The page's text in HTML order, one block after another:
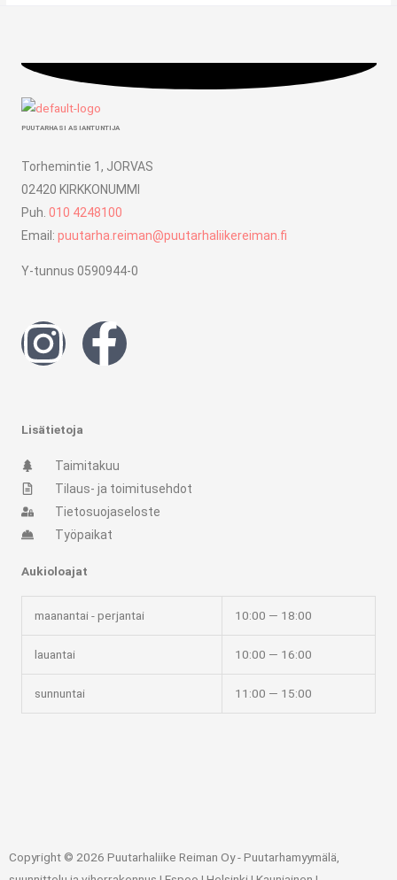
PUUTARHASI ASIANTUNTIJA
Torhemintie 1, JORVAS
02420 KIRKKONUMMI
Puh. 010 4248100
Email: puutarha.reiman@puutarhaliikereiman.fi
Y-tunnus 0590944-0
I
n
s
t
a
g
r
a
m
F
a
e
b
o
o
k
-
Lisätietoja
Taimitakuu
Tilaus- ja toimitusehdot
Tietosuojaseloste
Työpaikat
Aukioloajat
maanantai - perjantai 10:00 — 18:00
lauantai 10:00 — 16:00
sunnuntai 11:00 — 15:00
Copyright © 2026 Puutarhaliike Reiman Oy - Puutarhamyymälä,